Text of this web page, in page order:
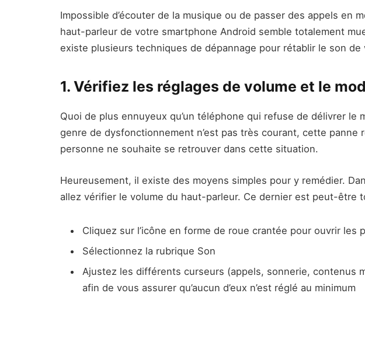
Impossible d’écouter de la musique ou de passer des appels en
haut-parleur de votre smartphone Android semble totalement
existe plusieurs techniques de dépannage pour rétablir le son
1. Vérifiez les réglages de volume et le
Quoi de plus ennuyeux qu’un téléphone qui refuse de délivrer le
genre de dysfonctionnement n’est pas très courant, cette panne
personne ne souhaite se retrouver dans cette situation.
Heureusement, il existe des moyens simples pour y remédier.
allez vérifier le volume du haut-parleur. Ce dernier est peut-être
Cliquez sur l’icône en forme de roue crantée pour ouvrir les
Sélectionnez la rubrique Son
Ajustez les différents curseurs (appels, sonnerie, contenus
afin de vous assurer qu’aucun d’eux n’est réglé au minimum